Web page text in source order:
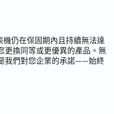
仍在保固期內且持續無法達
更換同等或更優異的產品。無
我們對您企業的承諾——始終